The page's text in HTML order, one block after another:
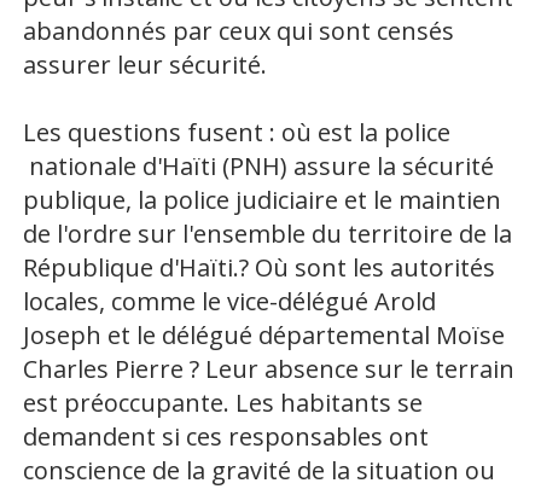
abandonnés par ceux qui sont censés
assurer leur sécurité.
Les questions fusent : où est la police
nationale d'Haïti (PNH) assure la sécurité
publique, la police judiciaire et le maintien
de l'ordre sur l'ensemble du territoire de la
République d'Haïti.? Où sont les autorités
locales, comme le vice-délégué Arold
Joseph et le délégué départemental Moïse
Charles Pierre ? Leur absence sur le terrain
est préoccupante. Les habitants se
demandent si ces responsables ont
conscience de la gravité de la situation ou